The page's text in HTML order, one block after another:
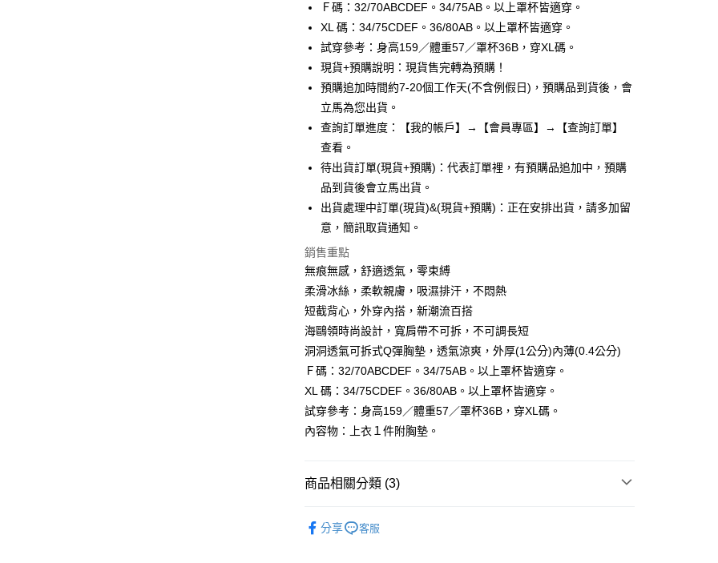
匯豐（台灣）商業銀行
華泰商業銀行
聯邦商業銀行
遠東國際商業銀行
元大商業銀行
永豐商業銀行
台新國際商業銀行
中國信託商業銀行
台灣樂天信用卡公司
臺灣中小企業銀行
台中商業銀行
匯豐（台灣）商業銀行
華泰商業銀行
聯邦商業銀行
遠東國際商業銀行
元大商業銀行
永豐商業銀行
玉山商業銀行
星展（台灣）商業銀行
台灣樂天信用卡公司
Apple Pay
悠遊付
全盈+PAY
AFTEE先享後付
【關於「AFTEE先享後付」】
AFTEE先享後付是「在收到商品之後才付款」的支付方式。 讓您購物簡單
便利好安心！
２．便利：只要手機號碼，簡訊認證，即可結帳。
３．安心：先確認商品／服務後，再付款。
【「AFTEE先享後付」結帳流程】
１．於結帳方式選擇「AFTEE先享後付」後，將跳轉至「AFTEE先享後
付」結帳頁面，進行簡訊認證並確認金額後，即可完成結帳。
２．訂單成立數日內，您將收到繳費通知簡訊。
３．收到繳費通知簡訊後14天內，點擊此簡訊中的連結，可透過四大超商
／ATM／網路銀行／等多元方式進行付款，方視為交易完成。
絡購買商品的店家。未經商家同意取消之訂單仍視為有效，需透過AFTEE
先享後付繳納相關費用。
※ 交易是否成功請以「AFTEE先享後付 」之結帳頁面顯示為準，若有關於
是否繳費成功／繳費後需取消欲退款等相關疑問，請聯繫「AFTEE先享後
付客戶支援中心」https://netprotections.freshdesk.com/support/home
【注意事項】
１．透過由恩沛科技股份有限公司提供之「AFTEE先享後付」服務完成之
２．關於個人資料處理事宜，請瀏覽以下網址：
「AFTEE先享後付」，若未經同意申辦者引起之損失，本公司不負相關責
任。
ATM付款
全家取貨付款
每筆NT$99,999
付款後全家取貨
7-11取貨付款
每筆NT$99,999
每筆NT$99,999
宅配
國際空運 lnternational air parcel 查看運費
Ｆ碼：32/70ABCDEF。34/75AB。以上罩杯皆適穿。
XL 碼：34/75CDEF。36/80AB。以上罩杯皆適穿。
試穿參考：身高159／體重57／罩杯36B，穿XL碼。
現貨+預購說明：現貨售完轉為預購！
預購追加時間約7-20個工作天(不含例假日)，預購品到貨後，會
立馬為您出貨。
查詢訂單進度：【我的帳戶】→【會員專區】→【查詢訂單】
查看。
待出貨訂單(現貨+預購)：代表訂單裡，有預購品追加中，預購
品到貨後會立馬出貨。
出貨處理中訂單(現貨)&(現貨+預購)：正在安排出貨，請多加留
意，簡訊取貨通知。
銷售重點
無痕無感，舒適透氣，零束縛
柔滑冰絲，柔軟親膚，吸濕排汗，不悶熱
短截背心，外穿內搭，新潮流百搭
海鷗領時尚設計，寬肩帶不可拆，不可調長短
洞洞透氣可拆式Q彈胸墊，透氣涼爽，外厚(1公分)內薄(0.4公分)
Ｆ碼：32/70ABCDEF。34/75AB。以上罩杯皆適穿。
XL 碼：34/75CDEF。36/80AB。以上罩杯皆適穿。
試穿參考：身高159／體重57／罩杯36B，穿XL碼。
內容物：上衣１件附胸墊。
商品相關分類 (3)
分享 客服